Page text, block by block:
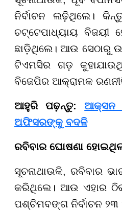
ନିର୍ବାଚନ ଲଢ଼ିଥିଲେ।
ଚଟ୍ଟେପାଧ୍ୟାୟ ବିଜୟୀ
ଛାଡ଼ିଥିଲେ। ଆଉ ସେଠାରୁ
ଟିଏମସିର ଗଡ଼
ବିଜେପିର ଆକ୍ରାମକ
ଆହୁରି ପଢ଼ନ୍ତୁ:ଆକ୍ସନ
ଅଫିସରଙ୍କୁ ବଦଳି
ରବିବାର ଘୋଷଣା
ସୂଚନାଥାଉକି, ରବିବାର
କରିଥିଲେ। ଆଉ ଏହାର ଠିକ
ପଶ୍ଚିମବଙ୍ଗ ନିର୍ବାଚନ